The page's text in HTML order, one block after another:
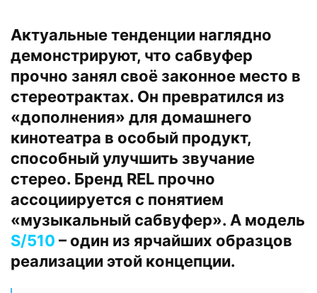
Актуальные тенденции наглядно
демонстрируют, что сабвуфер
прочно занял своё законное место в
стереотрактах. Он превратился из
«дополнения» для домашнего
кинотеатра в особый продукт,
способный улучшить звучание
стерео. Бренд REL прочно
ассоциируется с понятием
«музыкальный сабвуфер». А модель
S/510 – один из ярчайших образцов
реализации этой концепции.